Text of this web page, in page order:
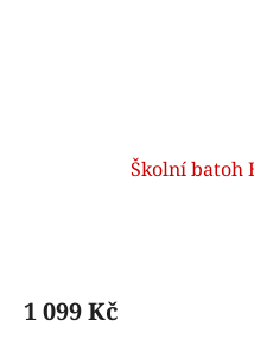
Školní batoh
1 099 Kč